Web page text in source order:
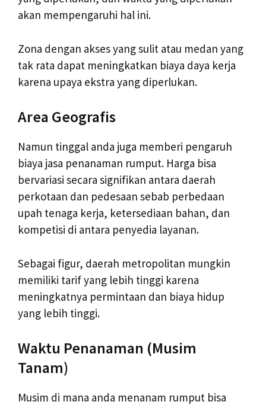
akan mempengaruhi hal ini.
Zona dengan akses yang sulit atau medan yang
tak rata dapat meningkatkan biaya daya kerja
karena upaya ekstra yang diperlukan.
Area Geografis
Namun tinggal anda juga memberi pengaruh
biaya jasa penanaman rumput. Harga bisa
bervariasi secara signifikan antara daerah
perkotaan dan pedesaan sebab perbedaan
upah tenaga kerja, ketersediaan bahan, dan
kompetisi di antara penyedia layanan.
Sebagai figur, daerah metropolitan mungkin
memiliki tarif yang lebih tinggi karena
meningkatnya permintaan dan biaya hidup
yang lebih tinggi.
Waktu Penanaman (Musim
Tanam)
Musim di mana anda menanam rumput bisa